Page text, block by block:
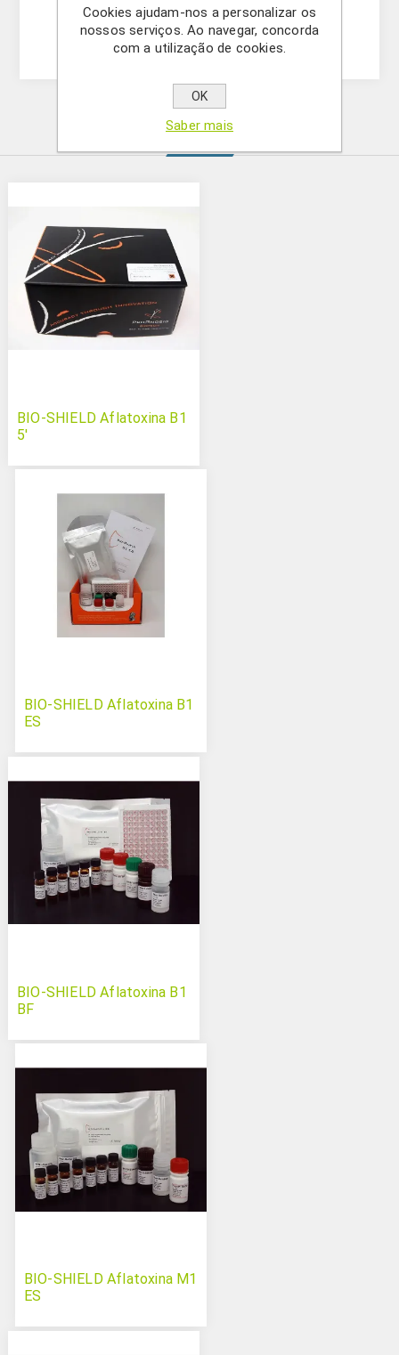
- Armazenamento 2-8 ° C
Produtos relacionados
BIO-SHIELD Aflatoxina B1
5'
BIO-SHIELD Aflatoxina B1
ES
BIO-SHIELD Aflatoxina B1
BF
BIO-SHIELD Aflatoxina M1
ES
Cookies ajudam-nos a personalizar os
nossos serviços. Ao navegar, concorda
com a utilização de cookies.
OK
Saber mais